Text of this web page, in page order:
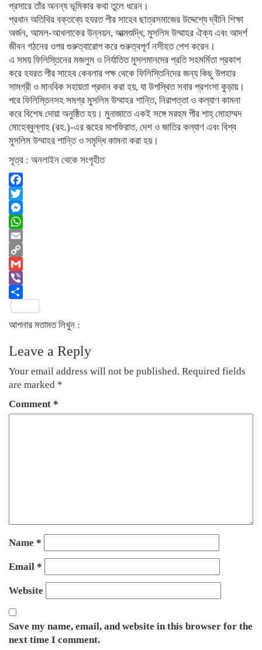
প্রসারে তাঁর অনন্য ভূমিকার কথা তুলে ধরেন।
প্রধান অতিথির বক্তব্যে হযরত পীর সাহেব ছাত্রসমাজের উদ্দেশ্যে দ্বীনি শিক্ষা
অর্জন, আমল-আখলাকের উন্নয়ন, আত্মশুদ্ধি, মুসলিম উম্মাহর ঐক্য এবং আদর্শ
জীবন গঠনের ওপর গুরুত্বারোপ করে গুরুত্বপূর্ণ নসীহত পেশ করেন।
এ সময় ফিলিস্তিনের মজলুম ও নির্যাতিত মুসলমানদের প্রতি সহমর্মিতা প্রকাশ
করে হযরত পীর সাহেব কেবলার পক্ষ থেকে ফিলিস্তিনিদের জন্য কিছু উপহার
সামগ্রী ও মানবিক সহায়তা প্রদান করা হয়, যা উপস্থিত সবার প্রশংসা কুড়ায়।
পরে ফিলিস্তিনসহ সমগ্র মুসলিম উম্মাহর শান্তি, নিরাপত্তা ও কল্যাণ কামনা
করে বিশেষ দোয়া অনুষ্ঠিত হয়। মুনাজাতে একই সঙ্গে মরহুম পীর শাহ্ মোহাম্মদ
মোহেব্বুল্লাহ (রহ.)-এর রূহের মাগফিরাত, দেশ ও জাতির কল্যাণ এবং বিশ্ব
মুসলিম উম্মাহর শান্তি ও সমৃদ্ধি কামনা করা হয়।
সূত্র : অনলাইন থেকে সংগৃহীত
Facebook
Twitter
Messenger
WhatsApp
Email
Copy
Link
Gmail
Viber
আপনার মতামত লিখুন :
Leave a Reply
Your email address will not be published. Required fields
are marked *
Comment *
Name *
Email *
Website
Save my name, email, and website in this browser for the
next time I comment.